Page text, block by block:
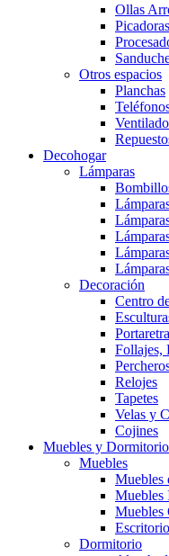
Ollas
Picadoras
Otros espacios
Planchas
Decohogar
Lámparas
Decoración
Centro
Follajes,
Relojes
Tapetes
Velas y
Cojines
Muebles y Dormitorio
Muebles
Muebles
Muebles
Muebles
Dormitorio